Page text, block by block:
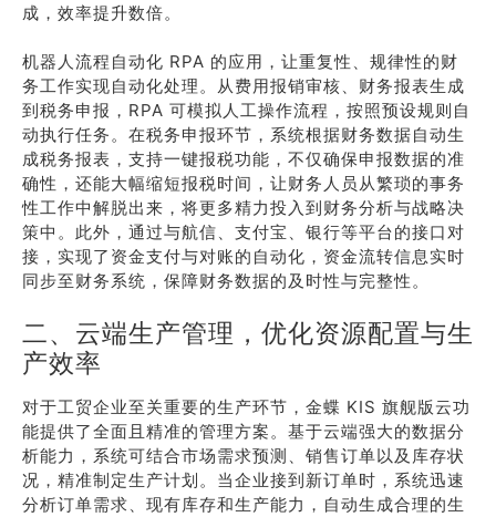
成，效率提升数倍。
机器人流程自动化 RPA 的应用，让重复性、规律性的财
务工作实现自动化处理。从费用报销审核、财务报表生成
到税务申报，RPA 可模拟人工操作流程，按照预设规则自
动执行任务。在税务申报环节，系统根据财务数据自动生
成税务报表，支持一键报税功能，不仅确保申报数据的准
确性，还能大幅缩短报税时间，让财务人员从繁琐的事务
性工作中解脱出来，将更多精力投入到财务分析与战略决
策中。此外，通过与航信、支付宝、银行等平台的接口对
接，实现了资金支付与对账的自动化，资金流转信息实时
同步至财务系统，保障财务数据的及时性与完整性。
二、云端生产管理，优化资源配置与生
产效率
对于工贸企业至关重要的生产环节，金蝶 KIS 旗舰版云功
能提供了全面且精准的管理方案。基于云端强大的数据分
析能力，系统可结合市场需求预测、销售订单以及库存状
况，精准制定生产计划。当企业接到新订单时，系统迅速
分析订单需求、现有库存和生产能力，自动生成合理的生